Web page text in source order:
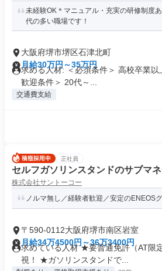
未経験OK＊マニュアル・充実の研修制度
代の多い職場です！
大阪府堺市堺区石津北町
月給30万円～35万円
求める人材: ＜必須条件＞ 高校卒業以
歓迎条件＞ 20代～...
交通費支給
正社員
セルフガソリンスタンドのサブマ
株式会社サントーコー
ノルマ無し／経験者歓迎／安定のENEOS
〒590-0112大阪府堺市南区岩室
月給34万4500円～36万3400円
求めている人材 ★要普通免許（AT限
視！ ★ガソリンスタンドで...